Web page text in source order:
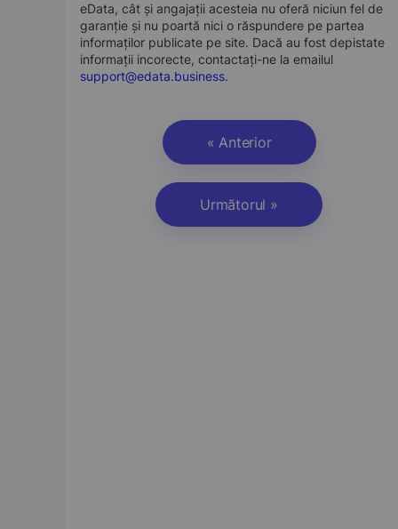
eData, cât și angajații acesteia nu oferă niciun fel de
garanție și nu poartă nici o răspundere pe partea
informaților publicate pe site. Dacă au fost depistate
informații incorecte, contactați-ne la emailul
support@edata.business.
« Anterior
Următorul »